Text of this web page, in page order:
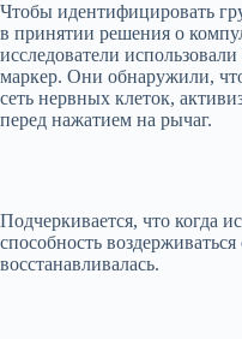
Чтобы идентифицировать
в принятии решения о
исследователи
маркер. Они обнаружили,
сеть нервных клеток,
перед нажатием на рычаг.
Подчеркивается, что когда
способность
восстанавливалась.